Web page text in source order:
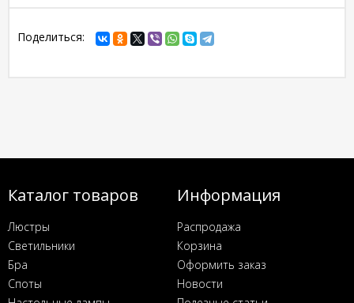
Поделиться:
Каталог товаров
Люстры
Светильники
Бра
Споты
Информация
Распродажа
Корзина
Оформить заказ
Новости